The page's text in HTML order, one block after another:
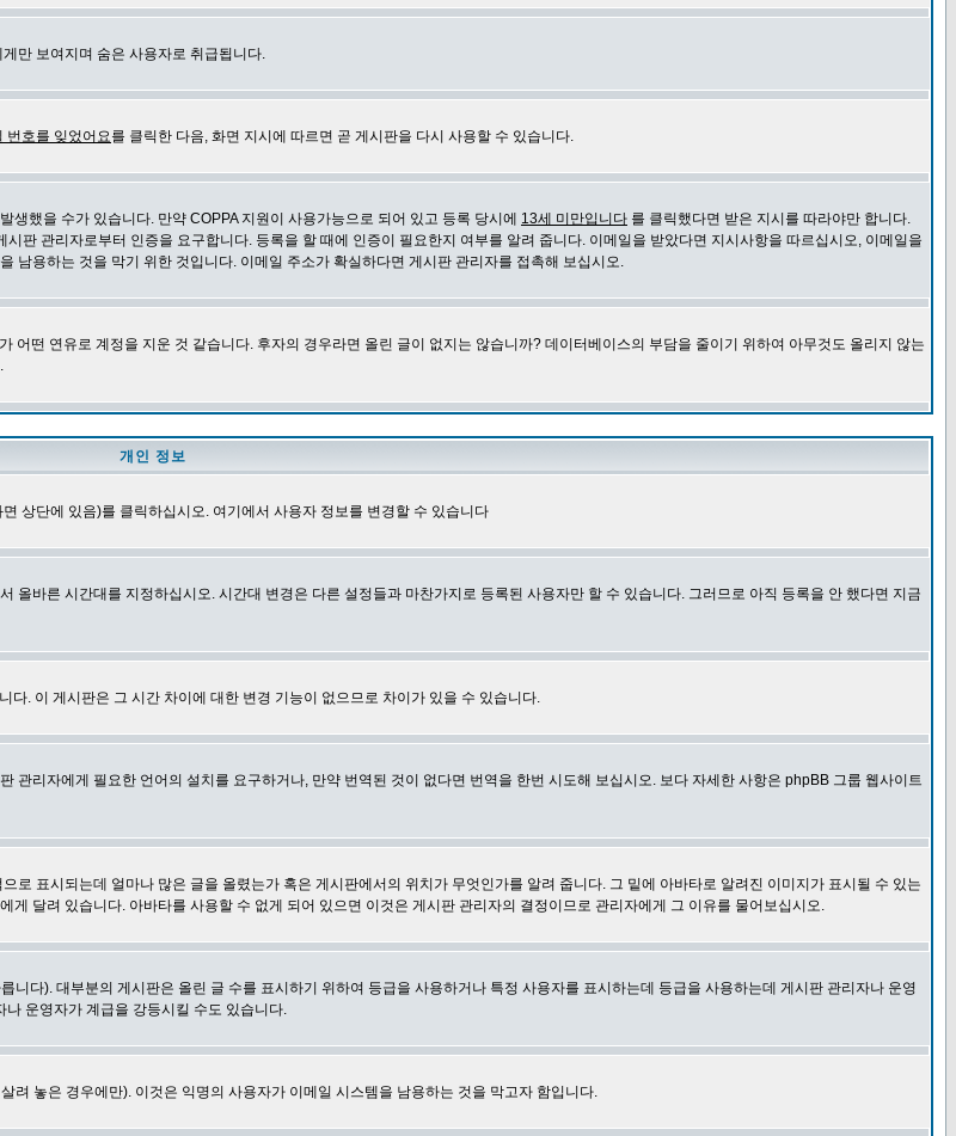
만 보여지며 숨은 사용자로 취급됩니다.
번호를 잊었어요를 클릭한 다음, 화면 지시에 따르면 곧 게시판을 다시 사용할 수 있습니다.
했을 수가 있습니다. 만약 COPPA 지원이 사용가능으로 되어 있고 등록 당시에 13세 미만입니다 를 클릭했다면 받은 지시를 따라야만 합니다.
판 관리자로부터 인증을 요구합니다. 등록을 할 때에 인증이 필요한지 여부를 알려 줍니다. 이메일을 받았다면 지시사항을 따르십시오, 이메일을
남용하는 것을 막기 위한 것입니다. 이메일 주소가 확실하다면 게시판 관리자를 접촉해 보십시오.
떤 연유로 계정을 지운 것 같습니다. 후자의 경우라면 올린 글이 없지는 않습니까? 데이터베이스의 부담을 줄이기 위하여 아무것도 올리지 않는
개인 정보
상단에 있음)를 클릭하십시오. 여기에서 사용자 정보를 변경할 수 있습니다
바른 시간대를 지정하십시오. 시간대 변경은 다른 설정들과 마찬가지로 등록된 사용자만 할 수 있습니다. 그러므로 아직 등록을 안 했다면 지금
. 이 게시판은 그 시간 차이에 대한 변경 기능이 없으므로 차이가 있을 수 있습니다.
관리자에게 필요한 언어의 설치를 요구하거나, 만약 번역된 것이 없다면 번역을 한번 시도해 보십시오. 보다 자세한 사항은 phpBB 그룹 웹사이트
표시되는데 얼마나 많은 글을 올렸는가 혹은 게시판에서의 위치가 무엇인가를 알려 줍니다. 그 밑에 아바타로 알려진 이미지가 표시될 수 있는
달려 있습니다. 아바타를 사용할 수 없게 되어 있으면 이것은 게시판 관리자의 결정이므로 관리자에게 그 이유를 물어보십시오.
다). 대부분의 게시판은 올린 글 수를 표시하기 위하여 등급을 사용하거나 특정 사용자를 표시하는데 등급을 사용하는데 게시판 관리자나 운영
운영자가 계급을 강등시킬 수도 있습니다.
놓은 경우에만). 이것은 익명의 사용자가 이메일 시스템을 남용하는 것을 막고자 함입니다.